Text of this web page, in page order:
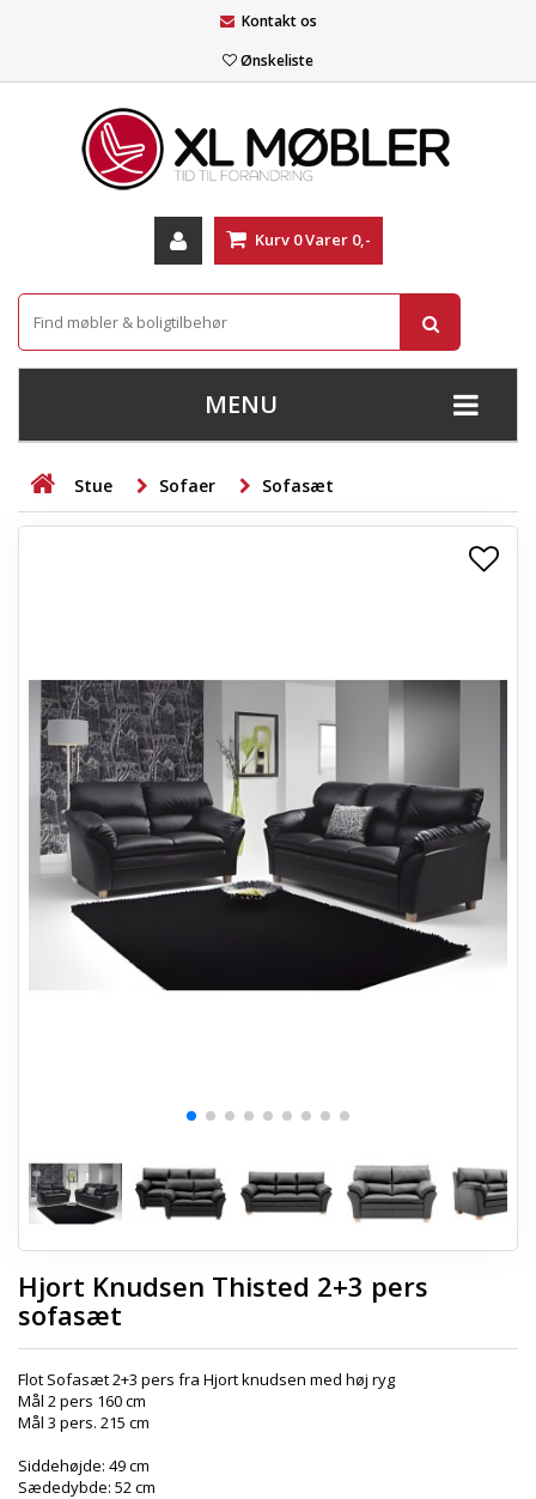
Kontakt os
Ønskeliste
Kurv 0Varer 0,-
MENU
+
STUE
+
OPBEVARING
TÆPPER
LAMPER
+
ENTREMØBLER
+
HAVEMØBLER
Stue Sofaer Sofasæt
Hjort Knudsen Thisted 2+3 pers
sofasæt
Flot Sofasæt 2+3 pers fra Hjort knudsen med høj ryg
Mål 2 pers 160 cm
Mål 3 pers. 215 cm
Siddehøjde: 49 cm
Sædedybde: 52 cm